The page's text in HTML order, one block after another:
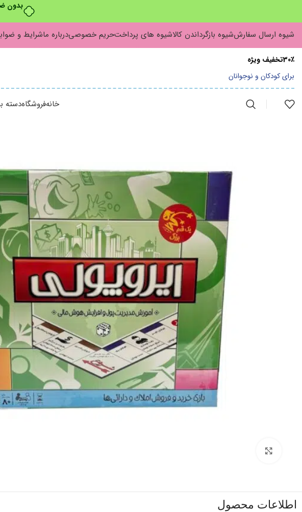
بدون
شیوه ارسال سفارششیوه بازگرداندن کالاشیوه های پرداختحریم خصوصیدرباره ماشرایط و
30٪تخفیف ویژه
برای کودکان و نوجوانان
خانهفروشگاهدسته
اطلاعات محصول